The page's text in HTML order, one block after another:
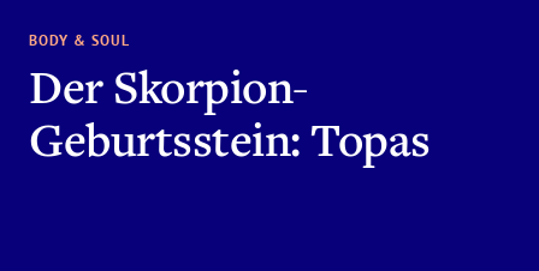
BODY & SOUL
Der Skorpion-
Geburtsstein: Topas